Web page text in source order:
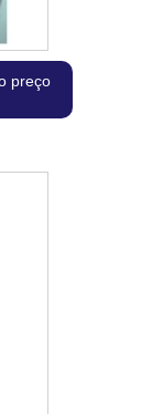
preço